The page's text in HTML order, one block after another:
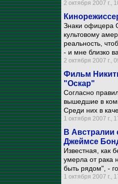
2 октября 2007 г.,
Знаки офицера
культовому
реальность,
- и мне близко
2 октября 2007 г.,
Фильм
"Оскар"
Согласно
вышедшие в
Среди них в
1 октября 2007 г.,
В Австралии
Джеймсе
Известная, как
умерла от рака
быть рядом", -
1 октября 2007 г.,